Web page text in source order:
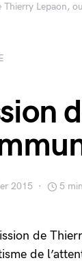
Thierry Lepaon,
2015 5
de
de